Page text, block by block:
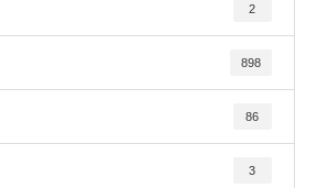
2
898
86
3